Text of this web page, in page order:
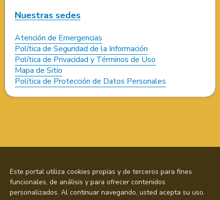
Nuestras sedes
Atención de Emergencias
Política de Seguridad de la Información
Política de Privacidad y Términos de Uso
Mapa de Sitio
Política de Protección de Datos Personales
Este portal utiliza cookies propias y de terceros para fines
funcionales, de análisis y para ofrecer contenidos
personalizados. Al continuar navegando, usted acepta su uso.